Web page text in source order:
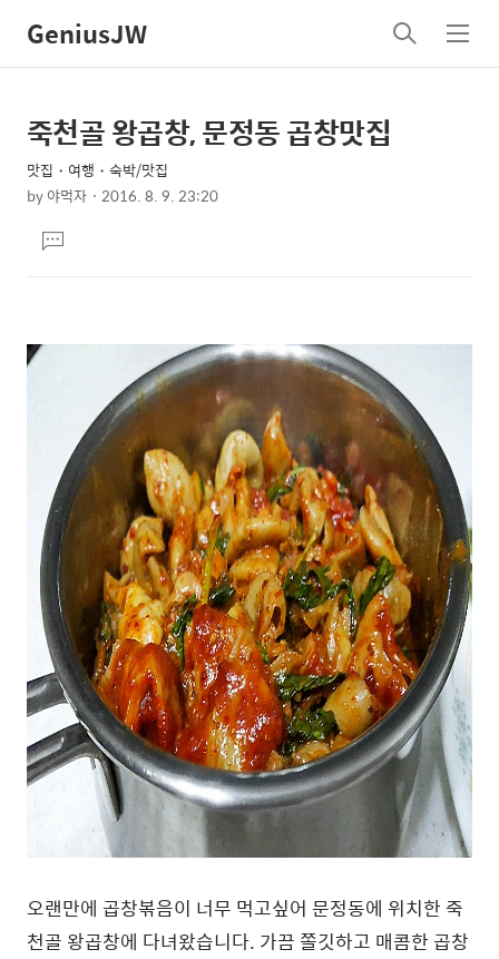
GeniusJW
검
색
메
뉴
상
세
컨
텐
츠
본
제
목
죽천골 왕곱창, 문정동 곱창맛집
맛집・여행・숙박/맛집
by야먹자 2016. 8. 9. 23:20
문댓
글
오랜만에 곱창볶음이 너무 먹고싶어 문정동에 위치한 죽
천골 왕곱창에 다녀왔습니다. 가끔 쫄깃하고 매콤한 곱창